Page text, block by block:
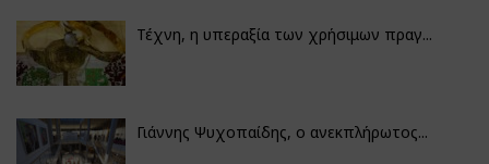
Τέχνη, η υπεραξία των χρήσιμων πραγ...
Γιάννης Ψυχοπαίδης, ο ανεκπλήρωτος...